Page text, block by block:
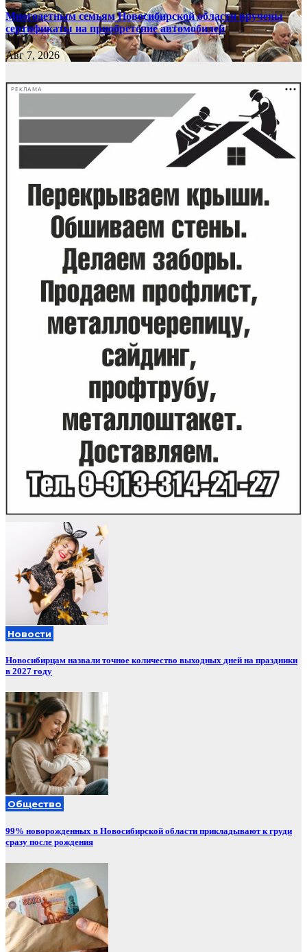
Многодетным семьям Новосибирской области вручены
сертификаты на приобретение автомобилей
Авг 7, 2026
РЕКЛАМА
Новости
Новосибирцам назвали точное количество выходных дней на праздники
в 2027 году
Общество
99% новорожденных в Новосибирской области прикладывают к груди
сразу после рождения